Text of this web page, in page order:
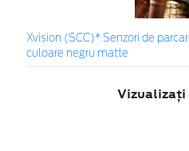
Xvision (SCC)* Senzori de
culoare negru matte